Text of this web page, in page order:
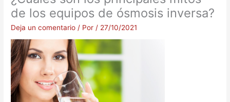
de los equipos de ósmosis inversa?
Deja un comentario / Por / 27/10/2021